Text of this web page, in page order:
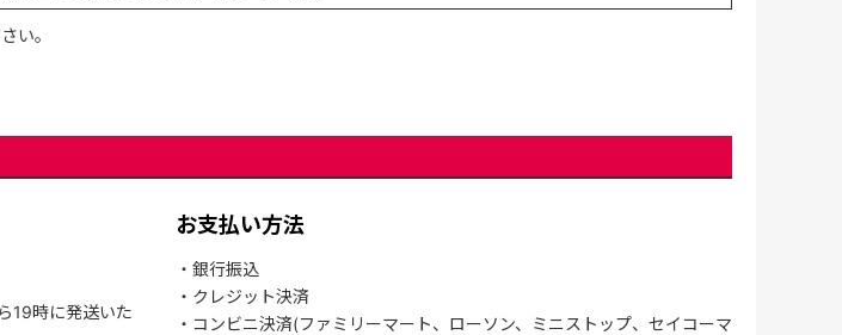
い。
19時に発送いた
お支払い方法
・銀行振込
・クレジット決済
・コンビニ決済(ファミリーマート、ローソン、ミニストップ、セイコーマ